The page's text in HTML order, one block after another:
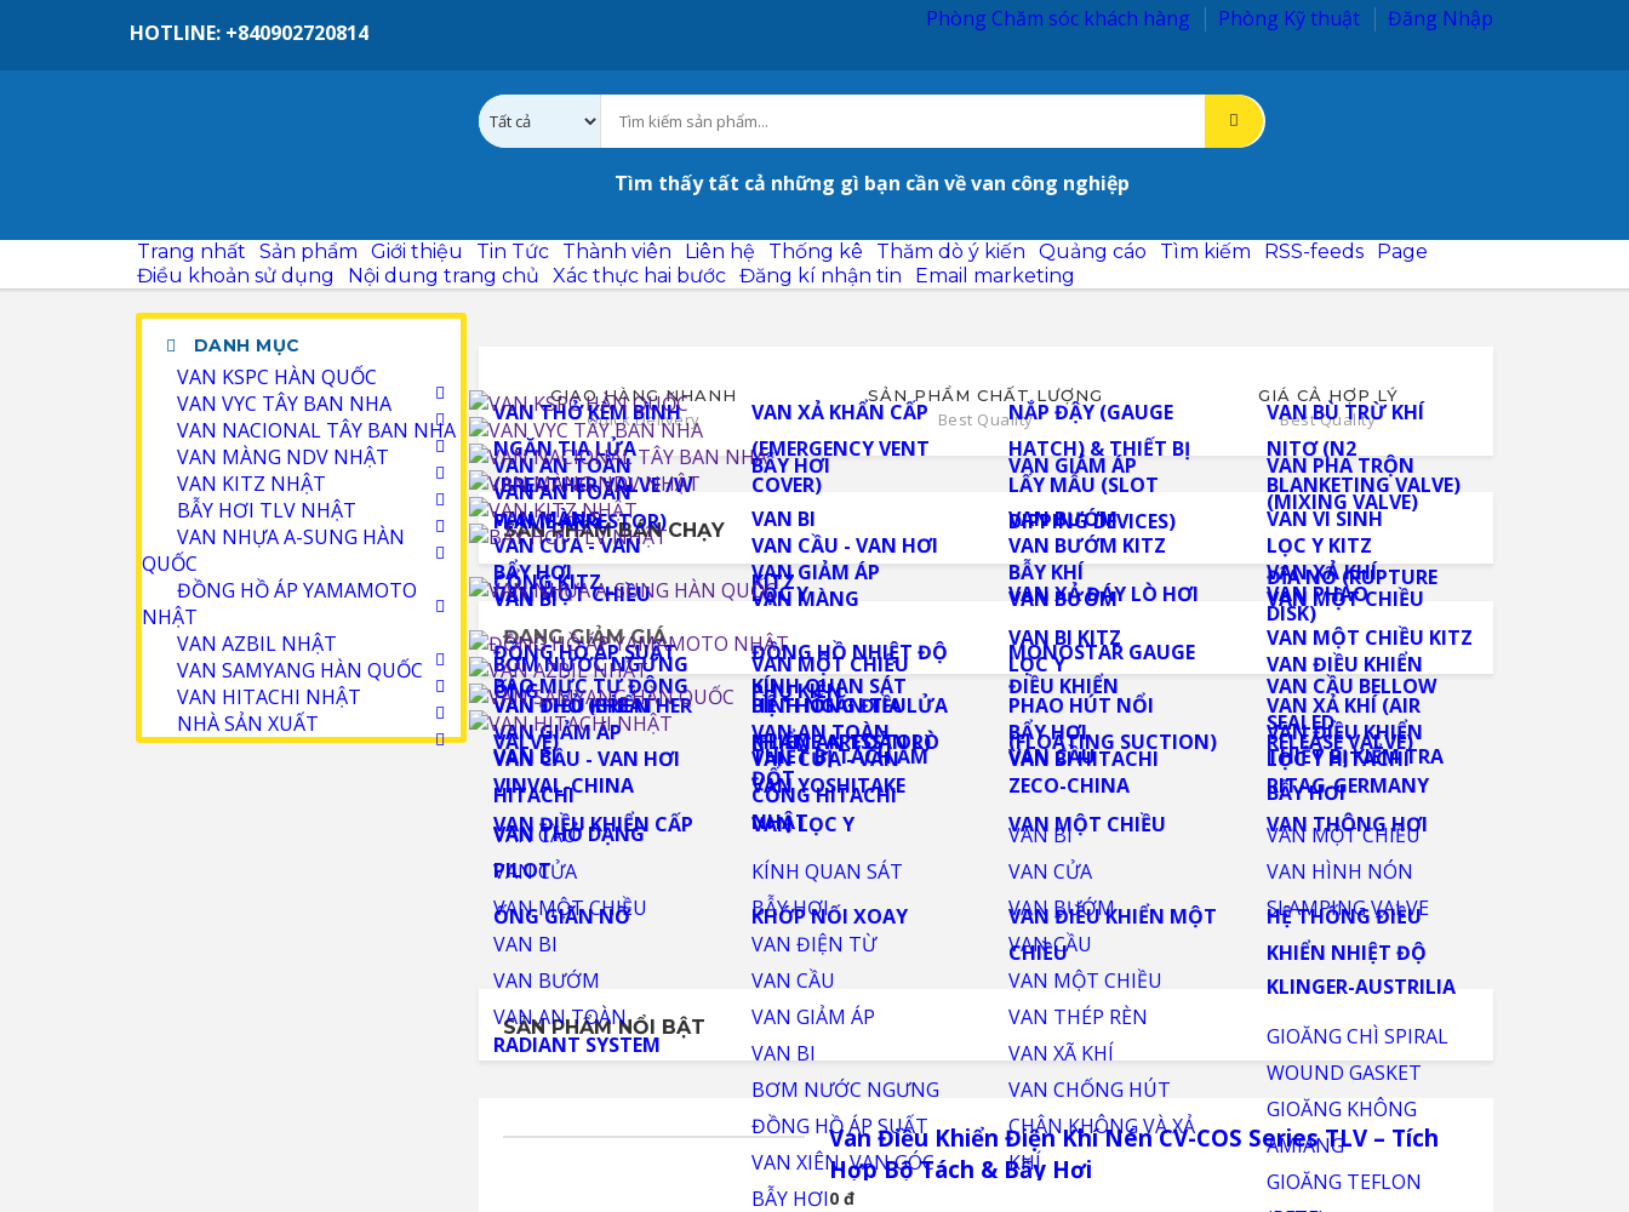
Phòng Chăm sóc khách hàng Phòng Kỹ thuật Đăng Nhập
Tìm thấy tất cả những gì bạn cần về van công nghiệp
RSS-feeds Page Điều khoản sử dụng Nội dung trang chủ Xác thực hai bước Đăng kí nhận tin Email marketing
GIAO HÀNG NHANH
Quick Delivery
SẢN PHẨM CHẤT LƯỢNG
Best Quality
GIÁ CẢ HỢP LÝ
Best Quality
SẢN PHẨM BÁN CHẠY
ĐANG GIẢM GIÁ
SẢN PHẨM NỔI BẬT
Van Điều Khiển Điện Khí Nén CV-COS Series TLV – Tích Hợp
Bộ Tách & Bẫy Hơi
DANH MỤC
VAN KSPC HÀN QUỐC
VAN VYC TÂY BAN NHA
VAN NACIONAL TÂY BAN NHA
VAN MÀNG NDV NHẬT
VAN KITZ NHẬT
BẪY HƠI TLV NHẬT
VAN NHỰA A-SUNG HÀN QUỐC